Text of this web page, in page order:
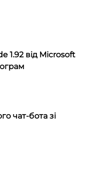
1.92 від Microsoft
чат-бота зі